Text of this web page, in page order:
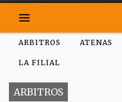
ARBITROS ATENAS
LA FILIAL
ARBITROS